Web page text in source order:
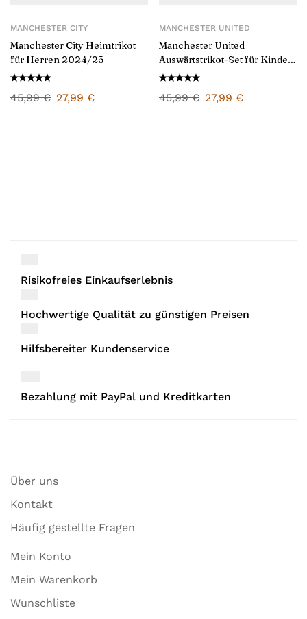
MANCHESTER CITY
Manchester City Heimtrikot
für Herren 2024/25
45,99€ 27,99 €
MANCHESTER UNITED
Manchester United
Auswärtstrikot-Set für Kinder
2024/25
45,99€ 27,99 €
Risikofreies Einkaufserlebnis
Hochwertige Qualität zu günstigen Preisen
Hilfsbereiter Kundenservice
Bezahlung mit PayPal und Kreditkarten
Über uns
Kontakt
Häufig gestellte Fragen
Mein Konto
Mein Warenkorb
Wunschliste